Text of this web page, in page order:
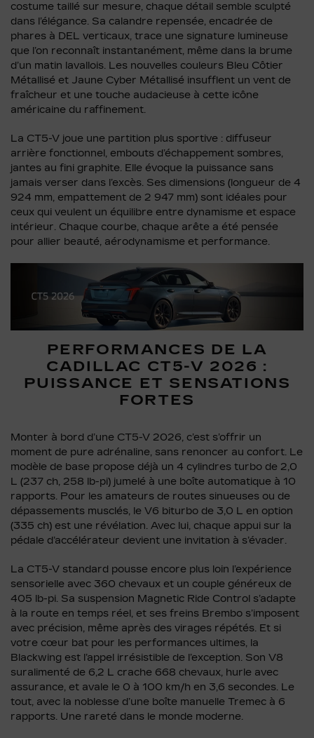
costume taillé sur mesure, chaque détail semble sculpté
dans l’élégance. Sa calandre repensée, encadrée de
phares à DEL verticaux, trace une signature lumineuse
que l’on reconnaît instantanément, même dans la brume
d’un matin lavallois. Les nouvelles couleurs Bleu Côtier
Métallisé et Jaune Cyber Métallisé insufflent un vent de
fraîcheur et une touche audacieuse à cette icône
américaine du raffinement.
La CT5-V joue une partition plus sportive : diffuseur
arrière fonctionnel, embouts d’échappement sombres,
jantes au fini graphite. Elle évoque la puissance sans
jamais verser dans l’excès. Ses dimensions (longueur de 4
924 mm, empattement de 2 947 mm) sont idéales pour
ceux qui veulent un équilibre entre dynamisme et espace
intérieur. Chaque courbe, chaque arête a été pensée
pour allier beauté, aérodynamisme et performance.
PERFORMANCES DE LA
CADILLAC CT5-V 2026 :
PUISSANCE ET SENSATIONS
FORTES
Monter à bord d’une CT5-V 2026, c’est s’offrir un
moment de pure adrénaline, sans renoncer au confort. Le
modèle de base propose déjà un 4 cylindres turbo de 2,0
L (237 ch, 258 lb-pi) jumelé à une boîte automatique à 10
rapports. Pour les amateurs de routes sinueuses ou de
dépassements musclés, le V6 biturbo de 3,0 L en option
(335 ch) est une révélation. Avec lui, chaque appui sur la
pédale d’accélérateur devient une invitation à s’évader.
La CT5-V standard pousse encore plus loin l’expérience
sensorielle avec 360 chevaux et un couple généreux de
405 lb-pi. Sa suspension Magnetic Ride Control s’adapte
à la route en temps réel, et ses freins Brembo s’imposent
avec précision, même après des virages répétés. Et si
votre cœur bat pour les performances ultimes, la
Blackwing est l’appel irrésistible de l’exception. Son V8
suralimenté de 6,2 L crache 668 chevaux, hurle avec
assurance, et avale le 0 à 100 km/h en 3,6 secondes. Le
tout, avec la noblesse d’une boîte manuelle Tremec à 6
rapports. Une rareté dans le monde moderne.